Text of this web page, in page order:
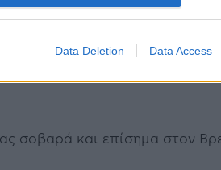
Data Deletion Data Access
ότι «η
των Μαρμάρων ενόψει
απέμπλεξε το ζήτημα από
σοβαρά και επίσημα στον